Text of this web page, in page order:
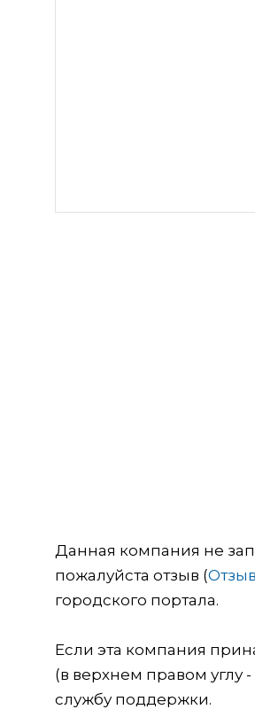
Данная компания не
пожалуйста отзыв (
городского портала.
Если эта компания
(в верхнем правом углу
службу поддержки.